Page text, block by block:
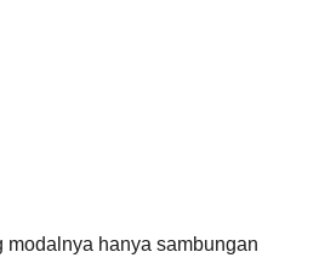
hanya sambungan